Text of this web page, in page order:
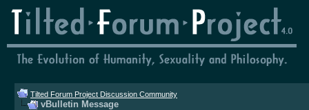
Tilted Forum Project Discussion Community
vBulletin Message